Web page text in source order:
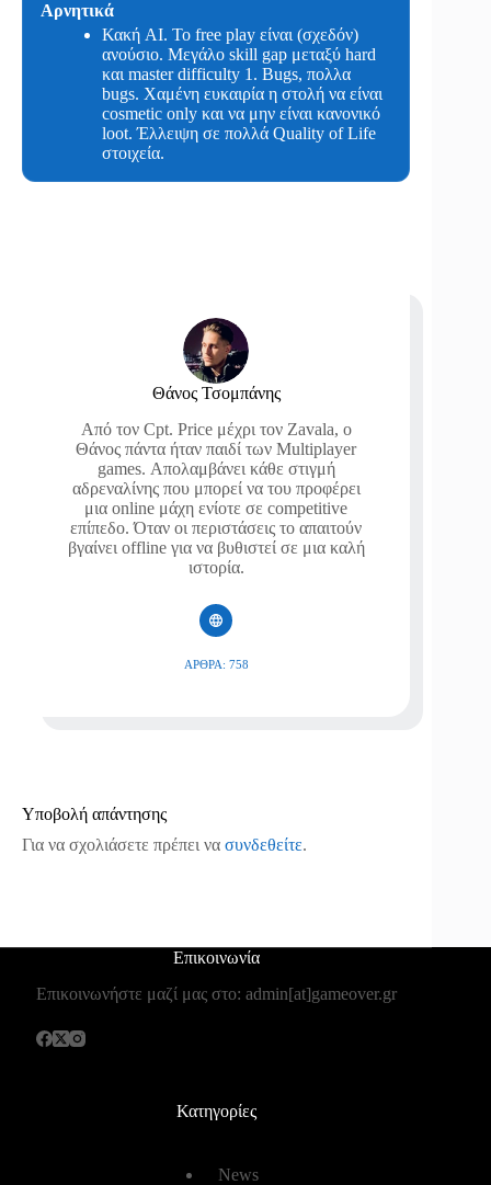
Αρνητικά
Κακή AI. Το free play είναι (σχεδόν)
ανούσιο. Μεγάλο skill gap μεταξύ hard
και master difficulty 1. Bugs, πολλα
bugs. Χαμένη ευκαιρία η στολή να είναι
cosmetic only και να μην είναι κανονικό
loot. Έλλειψη σε πολλά Quality of Life
στοιχεία.
Θάνος Τσομπάνης
Από τον Cpt. Price μέχρι τον Zavala, ο
Θάνος πάντα ήταν παιδί των Multiplayer
games. Απολαμβάνει κάθε στιγμή
αδρεναλίνης που μπορεί να του προφέρει
μια online μάχη ενίοτε σε competitive
επίπεδο. Όταν οι περιστάσεις το απαιτούν
βγαίνει offline για να βυθιστεί σε μια καλή
ιστορία.
ΆΡΘΡΑ: 758
Υποβολή απάντησης
Για να σχολιάσετε πρέπει να συνδεθείτε.
Επικοινωνία
Επικοινωνήστε μαζί μας στο: admin[at]gameover.gr
Κατηγορίες
News